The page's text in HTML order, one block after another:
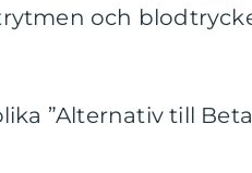
och
”Alternativ till